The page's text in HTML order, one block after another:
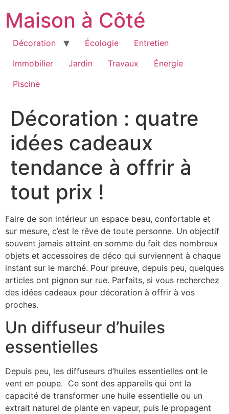
contenu
Maison à Côté
Décoration Écologie
Entretien
Immobilier
Jardin Travaux
Énergie
Piscine
Décoration : quatre
idées cadeaux
tendance à offrir à
tout prix !
Faire de son intérieur un espace beau, confortable et
sur mesure, c’est le rêve de toute personne. Un objectif
souvent jamais atteint en somme du fait des nombreux
objets et accessoires de déco qui surviennent à chaque
instant sur le marché. Pour preuve, depuis peu, quelques
articles ont pignon sur rue. Parfaits, si vous recherchez
des idées cadeaux pour décoration à offrir à vos
proches.
Un diffuseur d’huiles
essentielles
Depuis peu, les diffuseurs d’huiles essentielles ont le
vent en poupe. Ce sont des appareils qui ont la
capacité de transformer une huile essentielle ou un
extrait naturel de plante en vapeur, puis le propagent